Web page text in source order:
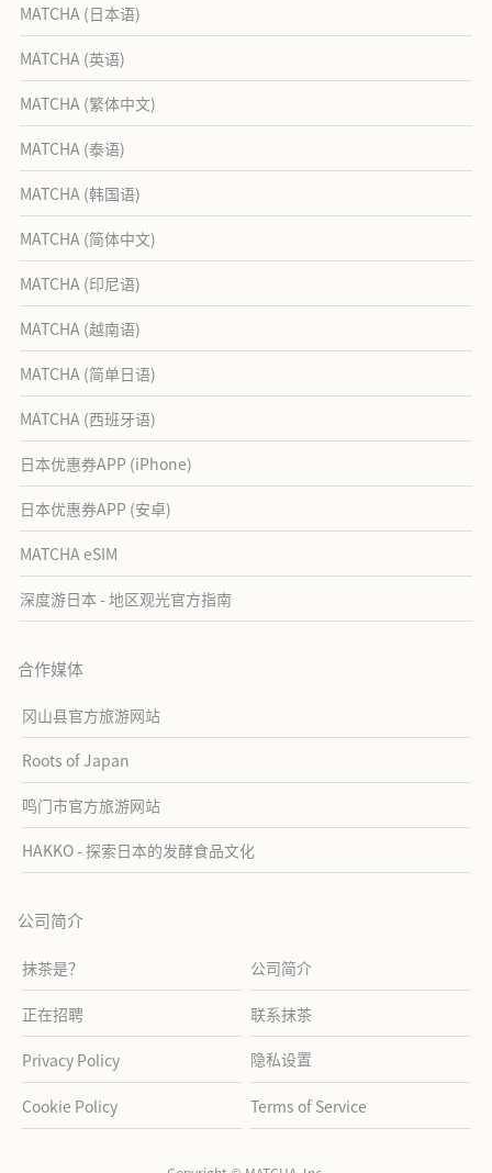
MATCHA (日本语)
MATCHA (英语)
MATCHA (繁体中文)
MATCHA (泰语)
MATCHA (韩国语)
MATCHA (简体中文)
MATCHA (印尼语)
MATCHA (越南语)
MATCHA (简单日语)
MATCHA (西班牙语)
日本优惠券APP (iPhone)
日本优惠券APP (安卓)
MATCHA eSIM
深度游日本 - 地区观光官方指南
合作媒体
冈山县官方旅游网站
Roots of Japan
鸣门市官方旅游网站
HAKKO - 探索日本的发酵食品文化
公司简介
抹茶是？ 公司简介
正在招聘 联系抹茶
Privacy Policy 隐私设置
Cookie Policy Terms of Service